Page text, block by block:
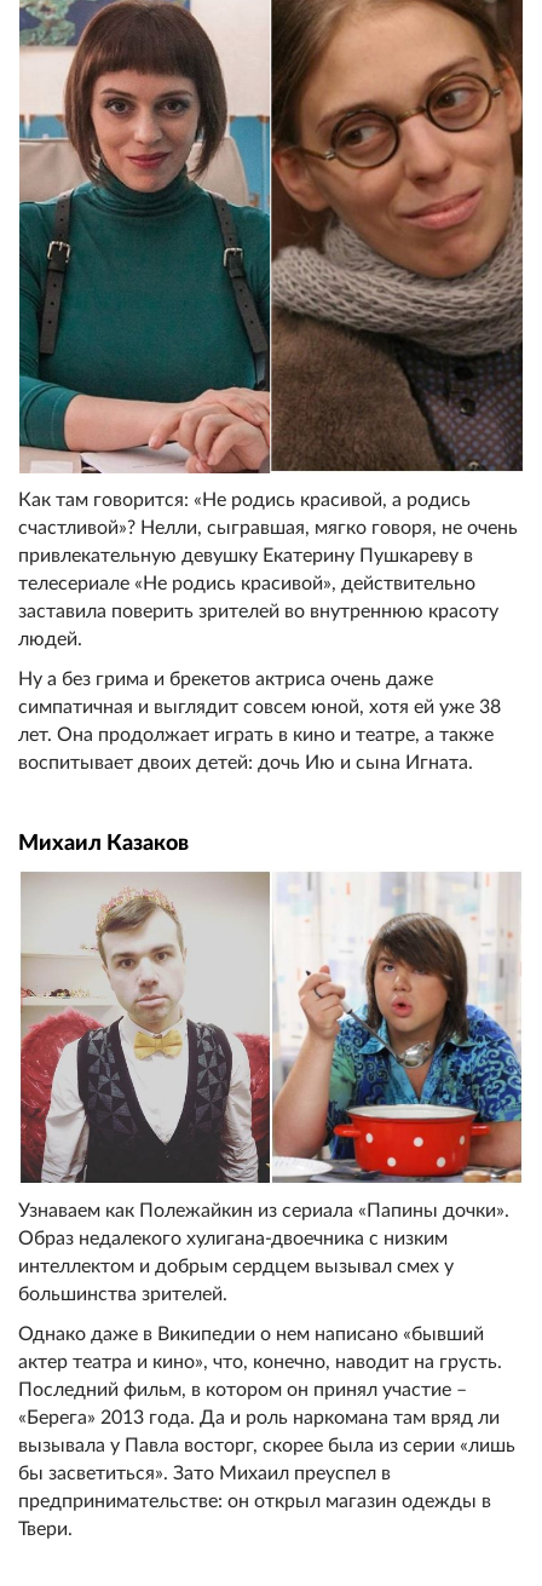
Как там говорится: «Не родись красивой, а родись
счастливой»? Нелли, сыгравшая, мягко говоря, не очень
привлекательную девушку Екатерину Пушкареву в
телесериале «Не родись красивой», действительно
заставила поверить зрителей во внутреннюю красоту
людей.
Ну а без грима и брекетов актриса очень даже
симпатичная и выглядит совсем юной, хотя ей уже 38
лет. Она продолжает играть в кино и театре, а также
воспитывает двоих детей: дочь Ию и сына Игната.
Михаил Казаков
Узнаваем как Полежайкин из сериала «Папины дочки».
Образ недалекого хулигана-двоечника с низким
интеллектом и добрым сердцем вызывал смех у
большинства зрителей.
Однако даже в Википедии о нем написано «бывший
актер театра и кино», что, конечно, наводит на грусть.
Последний фильм, в котором он принял участие –
«Берега» 2013 года. Да и роль наркомана там вряд ли
вызывала у Павла восторг, скорее была из серии «лишь
бы засветиться». Зато Михаил преуспел в
предпринимательстве: он открыл магазин одежды в
Твери.